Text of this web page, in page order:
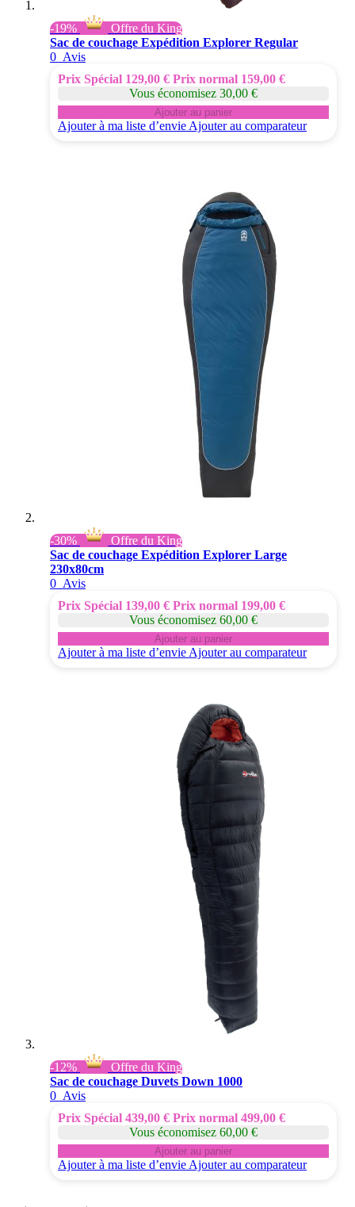
-19%
Offre du King
Sac de couchage Expédition Explorer Regular
0 Avis
Prix Spécial 129,00 € Prix normal 159,00 €
Vous économisez 30,00 €
Ajouter au panier
Ajouter à ma liste d’envie Ajouter au comparateur
-30%
Offre du King
Sac de couchage Expédition Explorer Large
230x80cm
0 Avis
Prix Spécial 139,00 € Prix normal 199,00 €
Vous économisez 60,00 €
Ajouter au panier
Ajouter à ma liste d’envie Ajouter au comparateur
-12%
Offre du King
Sac de couchage Duvets Down 1000
0 Avis
Prix Spécial 439,00 € Prix normal 499,00 €
Vous économisez 60,00 €
Ajouter au panier
Ajouter à ma liste d’envie Ajouter au comparateur